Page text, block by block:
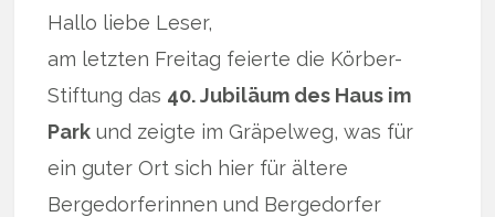
Hallo liebe Leser,
am letzten Freitag feierte die Körber-
Stiftung das 40. Jubiläum des Haus im
Park und zeigte im Gräpelweg, was für
ein guter Ort sich hier für ältere
Bergedorferinnen und Bergedorfer